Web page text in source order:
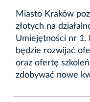
Miasto Kraków
złotych na
Umiejętności nr 1.
będzie rozwijać
oraz ofertę
zdobywać nowe